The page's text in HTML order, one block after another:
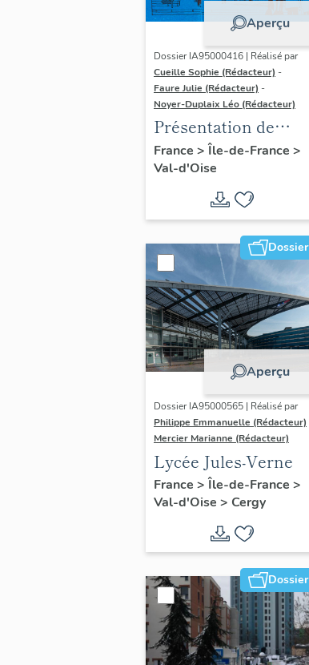
Aperçu
Dossier IA95000416 | Réalisé par
Cueille Sophie (Rédacteur) -
Faure Julie (Rédacteur) -
Noyer-Duplaix Léo (Rédacteur)
Présentation de
l'étude du
patrimoine de
l'agglomération de
Cergy-Pontoise
France > Île-de-France >
Val-d'Oise
Dossier
Aperçu
Dossier IA95000565 | Réalisé par
Philippe Emmanuelle (Rédacteur)
Mercier Marianne (Rédacteur)
Lycée Jules-Verne
France > Île-de-France >
Val-d'Oise > Cergy
Dossier